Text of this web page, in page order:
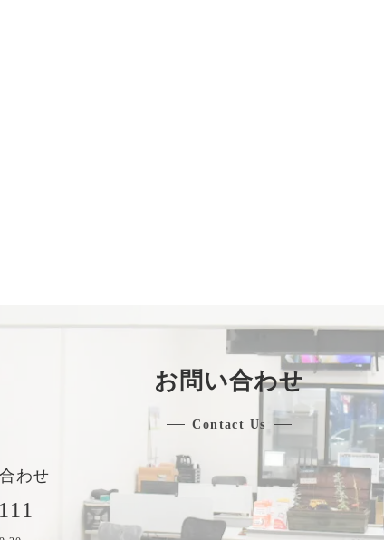
お問い合わせ
Contact Us
わせ